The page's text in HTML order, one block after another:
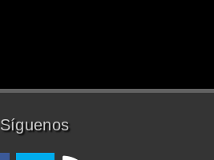
Síguenos